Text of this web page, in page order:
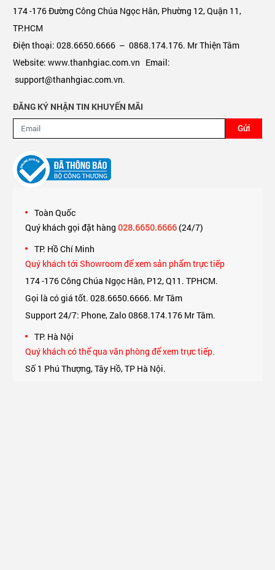
174 -176 Đường Công Chúa Ngọc Hân, Phường 12, Quận 11,
TP.HCM
Điện thoại: 028.6650.6666 – 0868.174.176. Mr Thiện Tâm
Website: www.thanhgiac.com.vn Email:
support@thanhgiac.com.vn.
ĐĂNG KÝ NHẬN TIN KHUYẾN MÃI
Gửi
Toàn Quốc
Quý khách gọi đặt hàng 028.6650.6666(24/7)
TP. Hồ Chí Minh
Quý khách tới Showroom để xem sản phẩm trực tiếp
174 -176 Công Chúa Ngọc Hân, P12, Q11. TPHCM.
Gọi là có giá tốt. 028.6650.6666. Mr Tâm
Support 24/7: Phone, Zalo 0868.174.176 Mr Tâm.
TP. Hà Nội
Quý khách có thể qua văn phòng để xem trực tiếp.
Số 1 Phú Thượng, Tây Hồ, TP Hà Nội.